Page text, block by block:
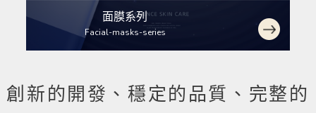
面膜系列
Facial-masks-series
創新的開發、穩定的品質、完整的